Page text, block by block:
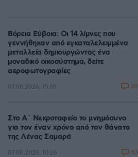
Βόρεια Εύβοια: Οι 14 λίμνες που
γεννήθηκαν από εγκαταλελειμμένα
μεταλλεία δημιουργώντας ένα
μοναδικό οικοσύστημα, δείτε
αεροφωτογραφίες
07.08.2026, 15:58 30
Στο Α΄ Νεκροταφείο το μνημόσυνο
για τον έναν χρόνο από τον θάνατο
της Λένας Σαμαρά
07.08.2026, 10:26 63